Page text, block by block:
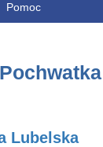
Pomoc
Lubelska